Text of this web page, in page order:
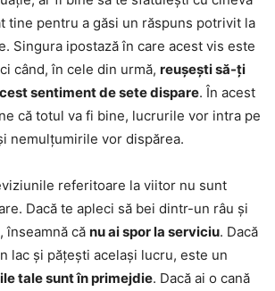
tine pentru a găsi un răspuns potrivit la
Singura ipostază în care acest vis este
când, în cele din urmă, reușești să-ți
sentiment de sete dispare. În acest
că totul va fi bine, lucrurile vor intra pe
nemulțumirile vor dispărea.
referitoare la viitor nu sunt
Dacă te apleci să bei dintr-un râu și
înseamnă că nu ai spor la serviciu. Dacă
lac și pățești același lucru, este un
tale sunt în primejdie. Dacă ai o cană